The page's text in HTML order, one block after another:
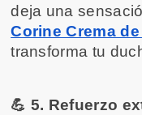
deja una
Corine Crema
transforma tu
💪 5. Refuerzo